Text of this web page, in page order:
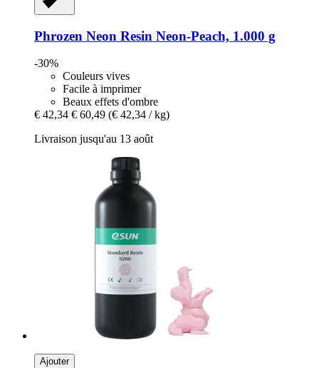
Phrozen Neon Resin Neon-​Peach, 1.000 g
-30%
Couleurs vives
Facile à imprimer
Beaux effets d'ombre
€ 42,34 € 60,49 (€ 42,34 / kg)
Livraison jusqu'au 13 août
Ajouter